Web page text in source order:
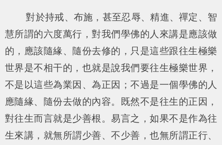
對於持戒、布施，甚至忍辱、精進、禪定、智
慧所謂的六度萬行，對我們學佛的人來講是應該做
的，應該隨緣、隨份去修的，只是這些跟往生極樂
世界是不相干的，也就是說我們要往生極樂世界，
不是以這些為業因、為正因；不過是一個學佛的人
應隨緣、隨份去做的內容。既然不是往生的正因，
對往生而言就是少善根。易言之，如果不是作為往
生來講，就無所謂少善、不少善，也無所謂正行、